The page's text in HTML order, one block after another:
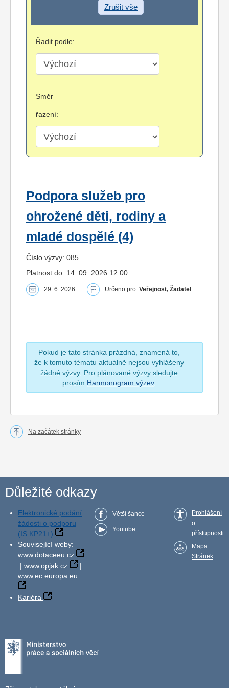
Zrušit vše
Řadit podle:
Směr
řazení:
Podpora služeb pro
ohrožené děti, rodiny a
mladé dospělé (4)
Číslo výzvy: 085
Platnost do: 14. 09. 2026 12:00
29. 6. 2026 Určeno pro: Veřejnost, Žadatel
Pokud je tato stránka prázdná, znamená to,
že k tomuto tématu aktuálně nejsou vyhlášeny
žádné výzvy. Pro plánované výzvy sledujte
prosím Harmonogram výzev.
Na začátek stránky
Důležité odkazy
Elektronické podání
žádosti o podporu
(IS KP21+)
Související weby:
www.dotaceeu.cz
| www.opjak.cz
|
www.ec.europa.eu
Kariéra
Větší šance
Youtube
Prohlášení
o
přístupnosti
Mapa
Stránek